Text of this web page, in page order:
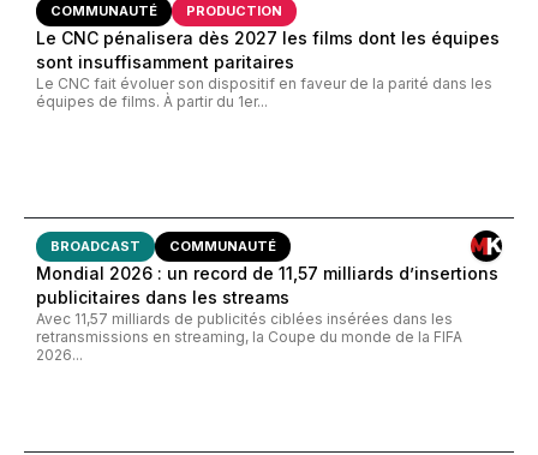
COMMUNAUTÉ PRODUCTION
Le CNC pénalisera dès 2027 les films dont les équipes
sont insuffisamment paritaires
Le CNC fait évoluer son dispositif en faveur de la parité dans les
équipes de films. À partir du 1er...
BROADCAST COMMUNAUTÉ
Mondial 2026 : un record de 11,57 milliards d’insertions
publicitaires dans les streams
Avec 11,57 milliards de publicités ciblées insérées dans les
retransmissions en streaming, la Coupe du monde de la FIFA
2026...